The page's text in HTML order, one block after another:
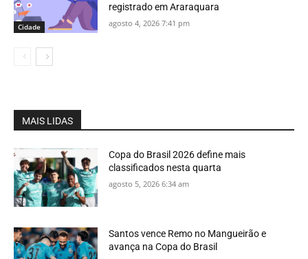
Cidade
registrado em Araraquara
agosto 4, 2026 7:41 pm
MAIS LIDAS
Copa do Brasil 2026 define mais
classificados nesta quarta
agosto 5, 2026 6:34 am
Santos vence Remo no Mangueirão e
avança na Copa do Brasil